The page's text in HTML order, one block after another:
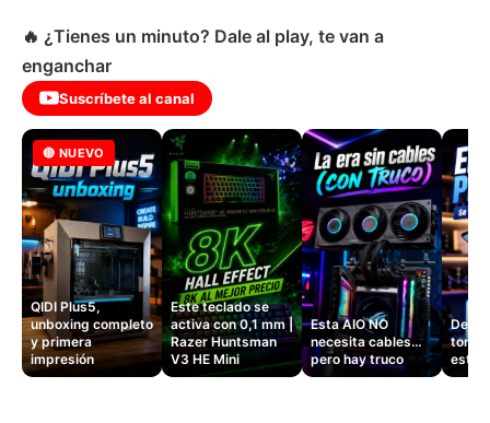
🔥 ¿Tienes un minuto? Dale al play, te van a
enganchar
Suscríbete al canal
🔴 NUEVO
QIDI Plus5,
unboxing completo
y primera
impresión
Este teclado se
activa con 0,1 mm |
Razer Huntsman
V3 HE Mini
Esta AIO NO
necesita cables…
pero hay truco
Dejé
este